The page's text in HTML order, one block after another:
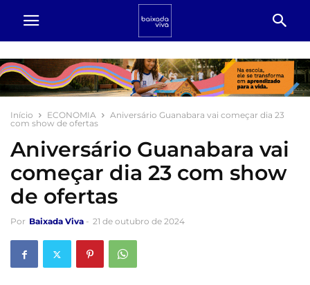
Início ECONOMIA
Aniversário Guanabara vai começar dia 23
com show de ofertas
Aniversário Guanabara vai
começar dia 23 com show
de ofertas
Por Baixada Viva - 21 de outubro de 2024